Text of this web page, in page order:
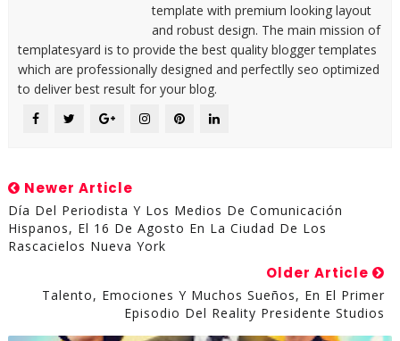
template with premium looking layout
and robust design. The main mission of
templatesyard is to provide the best quality blogger templates
which are professionally designed and perfectlly seo optimized
to deliver best result for your blog.
Newer Article
Día Del Periodista Y Los Medios De Comunicación
Hispanos, El 16 De Agosto En La Ciudad De Los
Rascacielos Nueva York
Older Article
Talento, Emociones Y Muchos Sueños, En El Primer
Episodio Del Reality Presidente Studios